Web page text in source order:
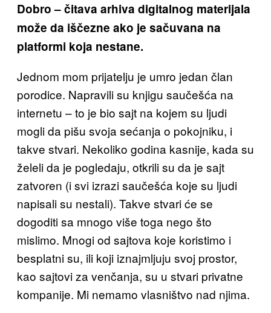
Dobro – čitava arhiva digitalnog materijala
može da iščezne ako je sačuvana na
platformi koja nestane.
Jednom mom prijatelju je umro jedan član
porodice. Napravili su knjigu saučešća na
internetu – to je bio sajt na kojem su ljudi
mogli da pišu svoja sećanja o pokojniku, i
takve stvari. Nekoliko godina kasnije, kada su
želeli da je pogledaju, otkrili su da je sajt
zatvoren (i svi izrazi saučešća koje su ljudi
napisali su nestali). Takve stvari će se
dogoditi sa mnogo više toga nego što
mislimo. Mnogi od sajtova koje koristimo i
besplatni su, ili koji iznajmljuju svoj prostor,
kao sajtovi za venčanja, su u stvari privatne
kompanije. Mi nemamo vlasništvo nad njima.